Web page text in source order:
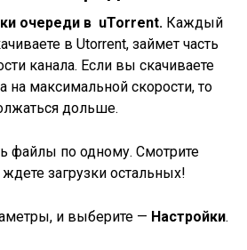
очереди в uTorrent. Каждый
в Utorrent, займет часть
канала. Если вы скачиваете
на максимальной скорости, то
дольше.
файлы по одному. Смотрите
загрузки остальных!
и выберите — Настройки.